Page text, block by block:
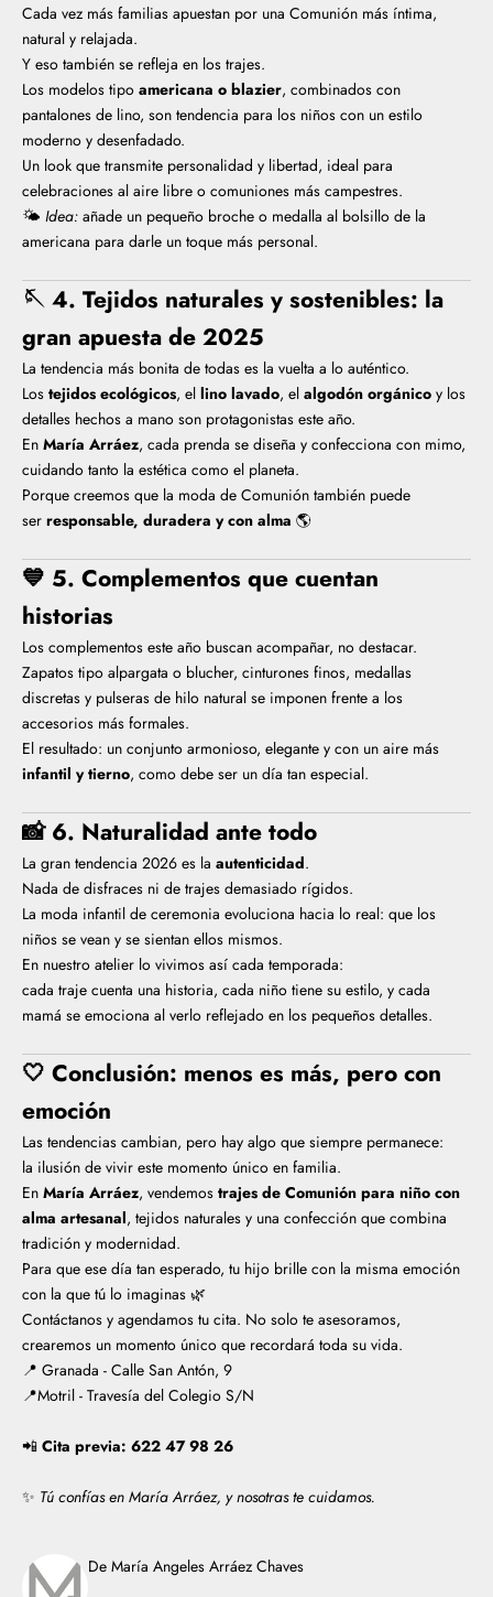
Cada vez más familias apuestan por una Comunión más íntima,
natural y relajada.
Y eso también se refleja en los trajes.
Los modelos tipo americana o blazier, combinados con
pantalones de lino, son tendencia para los niños con un estilo
moderno y desenfadado.
Un look que transmite personalidad y libertad, ideal para
celebraciones al aire libre o comuniones más campestres.
🌤️ Idea: añade un pequeño broche o medalla al bolsillo de la
americana para darle un toque más personal.
🪡 4. Tejidos naturales y sostenibles: la
gran apuesta de 2025
La tendencia más bonita de todas es la vuelta a lo auténtico.
Los tejidos ecológicos, el lino lavado, el algodón orgánico y los
detalles hechos a mano son protagonistas este año.
En María Arráez, cada prenda se diseña y confecciona con mimo,
cuidando tanto la estética como el planeta.
Porque creemos que la moda de Comunión también puede
ser responsable, duradera y con alma 🌎
💙 5. Complementos que cuentan
historias
Los complementos este año buscan acompañar, no destacar.
Zapatos tipo alpargata o blucher, cinturones finos, medallas
discretas y pulseras de hilo natural se imponen frente a los
accesorios más formales.
El resultado: un conjunto armonioso, elegante y con un aire más
infantil y tierno, como debe ser un día tan especial.
📸 6. Naturalidad ante todo
La gran tendencia 2026 es la autenticidad.
Nada de disfraces ni de trajes demasiado rígidos.
La moda infantil de ceremonia evoluciona hacia lo real: que los
niños se vean y se sientan ellos mismos.
En nuestro atelier lo vivimos así cada temporada:
cada traje cuenta una historia, cada niño tiene su estilo, y cada
mamá se emociona al verlo reflejado en los pequeños detalles.
🤍 Conclusión: menos es más, pero con
emoción
Las tendencias cambian, pero hay algo que siempre permanece:
la ilusión de vivir este momento único en familia.
En María Arráez, vendemos trajes de Comunión para niño con
alma artesanal, tejidos naturales y una confección que combina
tradición y modernidad.
Para que ese día tan esperado, tu hijo brille con la misma emoción
con la que tú lo imaginas 🌿
Contáctanos y agendamos tu cita. No solo te asesoramos,
crearemos un momento único que recordará toda su vida.
📍 Granada - Calle San Antón, 9
📍Motril - Travesía del Colegio S/N
📲 Cita previa: 622 47 98 26
✨ Tú confías en María Arráez, y nosotras te cuidamos.
De María Angeles Arráez Chaves